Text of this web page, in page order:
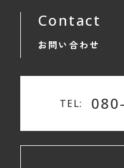
Contact
お問い合わせ
TEL: